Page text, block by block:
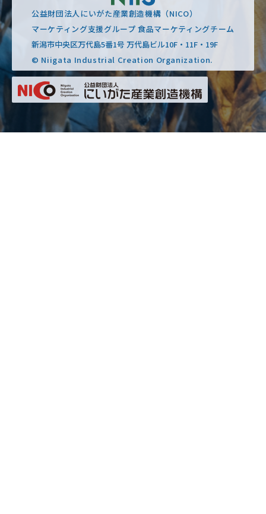
公益財団法人にいがた産業創造機構（NICO）
マーケティング支援グループ 食品マーケティングチーム
新潟市中央区万代島5番1号 万代島ビル10F・11F・19F
© Niigata Industrial Creation Organization.